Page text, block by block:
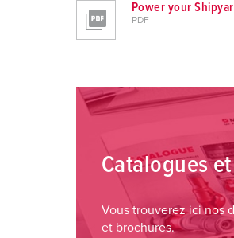
Power your
PDF
Catalogues
Vous trouverez ici nos
et brochures.